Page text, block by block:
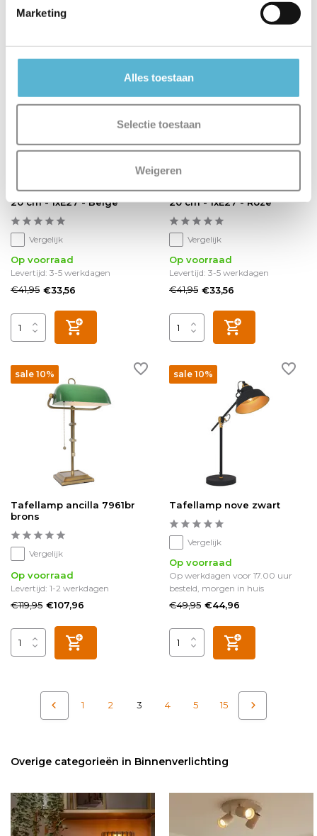
Marketing
Alles toestaan
Selectie toestaan
Weigeren
sale 20%
DOREDOS - Tafellamp - Ø
20 cm - 1xE27 - Beige
Vergelijk
Op voorraad
Levertijd: 3-5 werkdagen
€41,95 €33,56
sale 20%
DOREDOS - Tafellamp - Ø
20 cm - 1xE27 - Roze
Vergelijk
Op voorraad
Levertijd: 3-5 werkdagen
€41,95 €33,56
sale 10%
Tafellamp ancilla 7961br
brons
Vergelijk
Op voorraad
Levertijd: 1-2 werkdagen
€119,95 €107,96
sale 10%
Tafellamp nove zwart
Vergelijk
Op voorraad
Op werkdagen voor 17.00 uur
besteld, morgen in huis
€49,95 €44,96
1 2 3 4 5 15
Overige categorieën in Binnenverlichting